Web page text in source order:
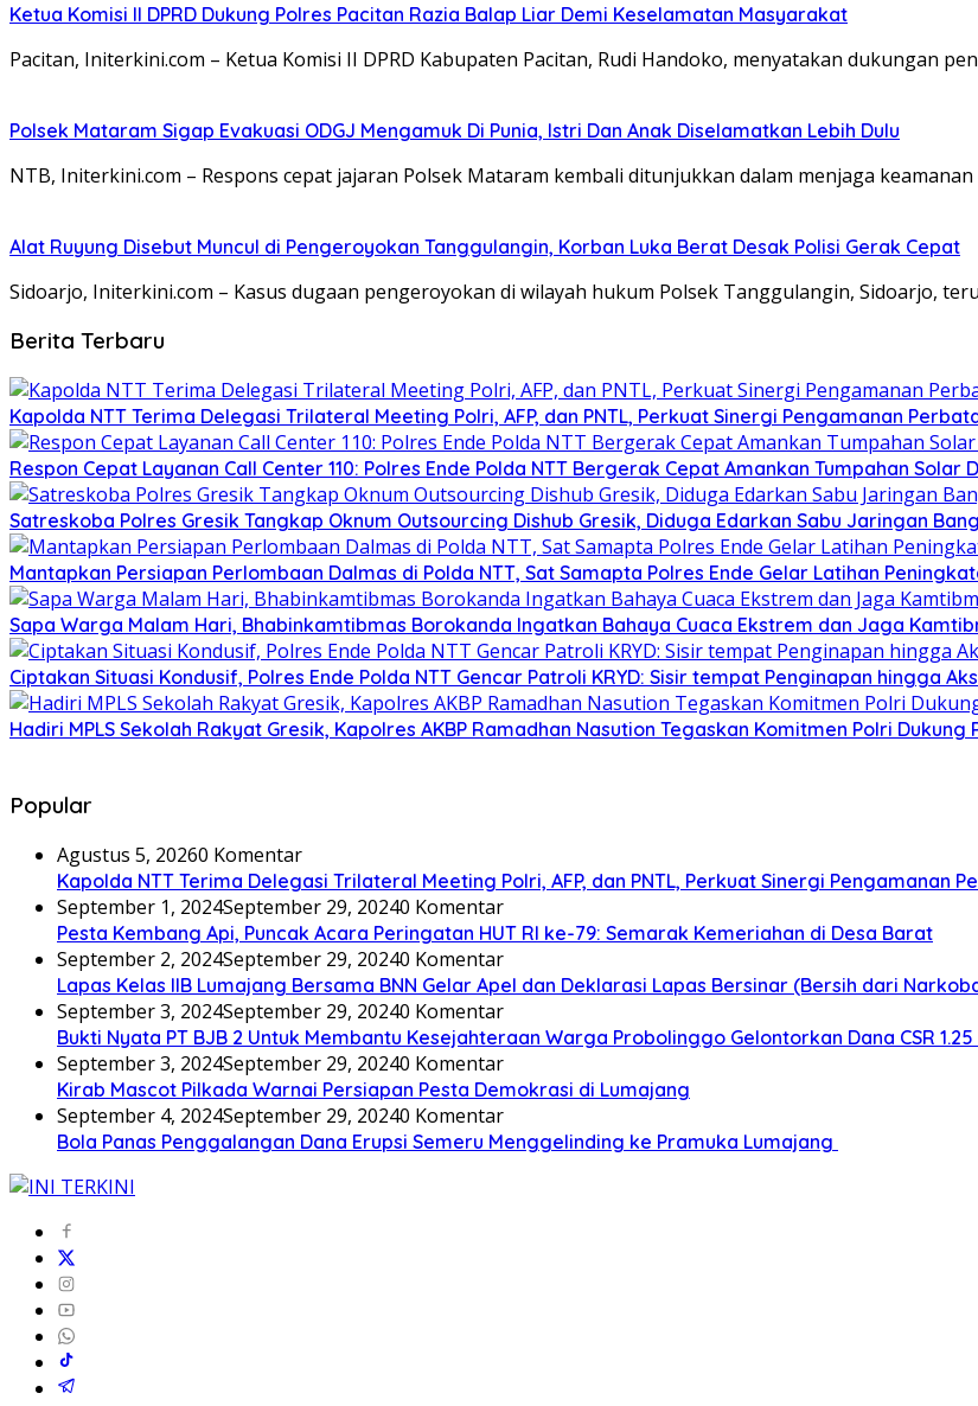
Ketua Komisi II DPRD Dukung Polres Pacitan Razia Balap Liar Demi Keselamatan Masyarakat
Pacitan, Initerkini.com – Ketua Komisi II DPRD Kabupaten Pacitan, Rudi Handoko, menyatakan dukungan
Polsek Mataram Sigap Evakuasi ODGJ Mengamuk Di Punia, Istri Dan Anak Diselamatkan Lebih Dulu
NTB, Initerkini.com – Respons cepat jajaran Polsek Mataram kembali ditunjukkan dalam menjaga
Alat Ruyung Disebut Muncul di Pengeroyokan Tanggulangin, Korban Luka Berat Desak Polisi Gerak Cepat
Sidoarjo, Initerkini.com – Kasus dugaan pengeroyokan di wilayah hukum Polsek Tanggulangin, Sidoarjo,
Berita Terbaru
Kapolda NTT Terima Delegasi Trilateral Meeting Polri, AFP, dan PNTL, Perkuat Sinergi Pengamanan
Respon Cepat Layanan Call Center 110: Polres Ende Polda NTT Bergerak Cepat Amankan Tumpahan Solar
Satreskoba Polres Gresik Tangkap Oknum Outsourcing Dishub Gresik, Diduga Edarkan Sabu Jaringan
Mantapkan Persiapan Perlombaan Dalmas di Polda NTT, Sat Samapta Polres Ende Gelar Latihan
Sapa Warga Malam Hari, Bhabinkamtibmas Borokanda Ingatkan Bahaya Cuaca Ekstrem dan Jaga
Ciptakan Situasi Kondusif, Polres Ende Polda NTT Gencar Patroli KRYD: Sisir tempat Penginapan hingga
Hadiri MPLS Sekolah Rakyat Gresik, Kapolres AKBP Ramadhan Nasution Tegaskan Komitmen Polri
Popular
Agustus 5, 20260 Komentar
Kapolda NTT Terima Delegasi Trilateral Meeting Polri, AFP, dan PNTL, Perkuat Sinergi Pengamanan
September 1, 2024September 29, 20240 Komentar
Pesta Kembang Api, Puncak Acara Peringatan HUT RI ke-79: Semarak Kemeriahan di Desa Barat
September 2, 2024September 29, 20240 Komentar
Lapas Kelas IIB Lumajang Bersama BNN Gelar Apel dan Deklarasi Lapas Bersinar (Bersih dari
September 3, 2024September 29, 20240 Komentar
Bukti Nyata PT BJB 2 Untuk Membantu Kesejahteraan Warga Probolinggo Gelontorkan Dana CSR
September 3, 2024September 29, 20240 Komentar
Kirab Mascot Pilkada Warnai Persiapan Pesta Demokrasi di Lumajang
September 4, 2024September 29, 20240 Komentar
Bola Panas Penggalangan Dana Erupsi Semeru Menggelinding ke Pramuka Lumajang